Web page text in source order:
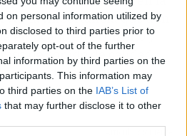
on personal information utilized by
disclosed to third parties prior to
opt-out of the further
information by third parties on the
This information may
third parties on the IAB’s List of
that may further disclose it to other
la importancia que aún
enfocado en el diseño y
de sonido de calidad,
sonido de la campana
con facilidad.